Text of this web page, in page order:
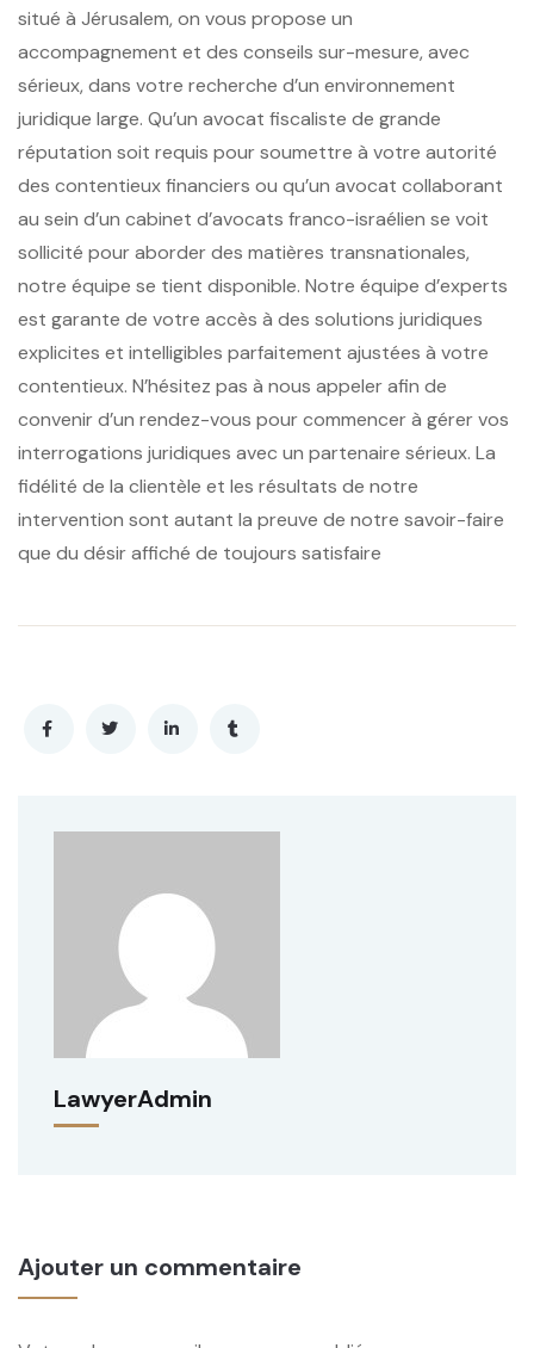
situé à Jérusalem, on vous propose un
accompagnement et des conseils sur-mesure, avec
sérieux, dans votre recherche d’un environnement
juridique large. Qu’un avocat fiscaliste de grande
réputation soit requis pour soumettre à votre autorité
des contentieux financiers ou qu’un avocat collaborant
au sein d’un cabinet d’avocats franco-israélien se voit
sollicité pour aborder des matières transnationales,
notre équipe se tient disponible. Notre équipe d’experts
est garante de votre accès à des solutions juridiques
explicites et intelligibles parfaitement ajustées à votre
contentieux. N’hésitez pas à nous appeler afin de
convenir d’un rendez-vous pour commencer à gérer vos
interrogations juridiques avec un partenaire sérieux. La
fidélité de la clientèle et les résultats de notre
intervention sont autant la preuve de notre savoir-faire
que du désir affiché de toujours satisfaire
LawyerAdmin
Ajouter un commentaire